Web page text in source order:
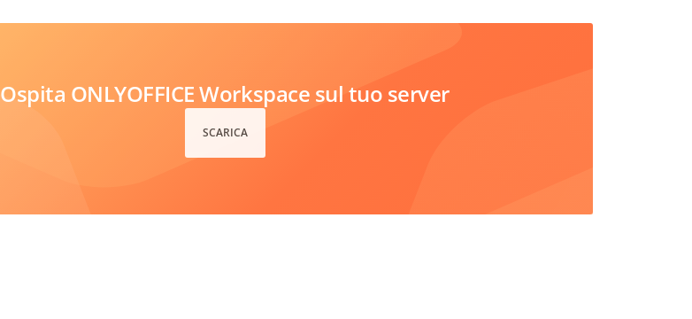
Ospita ONLYOFFICE Workspace sul tuo server
SCARICA